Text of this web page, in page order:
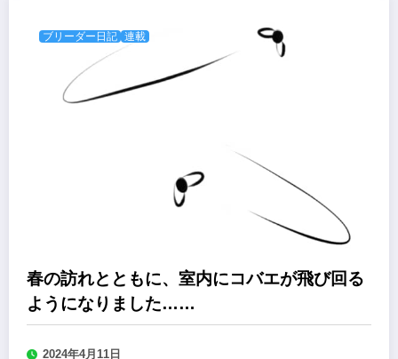
ブリーダー日記 連載
春の訪れとともに、室内にコバエが飛び回る
ようになりました……
2024年4月11日